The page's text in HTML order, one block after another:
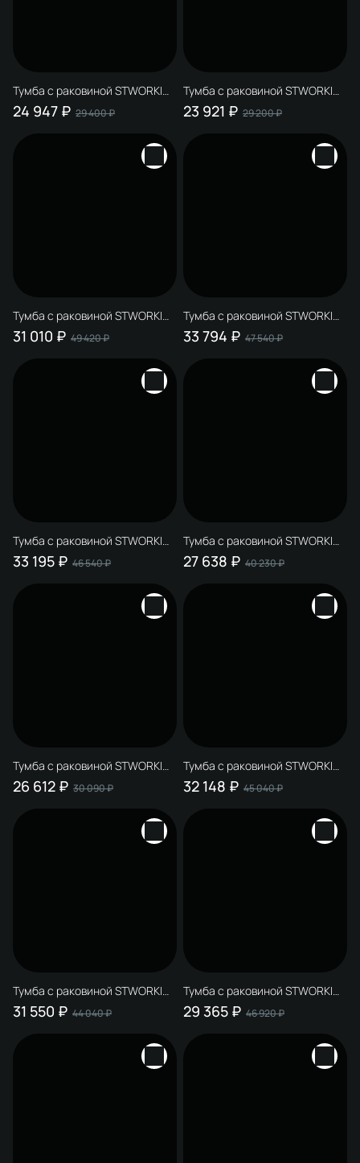
Тумба с раковиной STWORKI
Родос 55 подвесная, графит
24 947 ₽ 29 400 ₽
Тумба с раковиной STWORKI
Родос 55 подвесная, белая
23 921 ₽ 29 200 ₽
Тумба с раковиной STWORKI
Родос 80 напольная, графит
31 010 ₽ 49 420 ₽
Тумба с раковиной STWORKI
Родос 100 напольная, графит
33 794 ₽ 47 540 ₽
Тумба с раковиной STWORKI
Родос 100 напольная, белая
33 195 ₽ 46 540 ₽
Тумба с раковиной STWORKI
Родос 60 напольная, графит
27 638 ₽ 40 230 ₽
Тумба с раковиной STWORKI
Родос 60 напольная, белая
26 612 ₽ 30 090 ₽
Тумба с раковиной STWORKI
Родос 100 подвесная, графит
32 148 ₽ 45 040 ₽
Тумба с раковиной STWORKI
Родос 100 подвесная, белая
31 550 ₽ 44 040 ₽
Тумба с раковиной STWORKI
Родос 80 подвесная, графит
29 365 ₽ 46 920 ₽